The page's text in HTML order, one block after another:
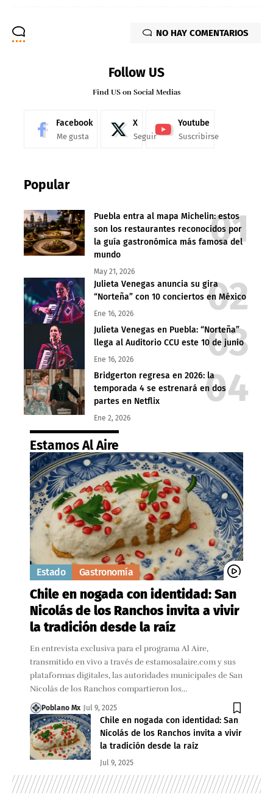
NO HAY COMENTARIOS
Follow US
Find US on Social Medias
Facebook
Me gusta
X
Seguir
Youtube
Suscribirse
Popular
Puebla entra al mapa Michelin: estos
son los restaurantes reconocidos por
la guía gastronómica más famosa del
mundo
May 21, 2026
Julieta Venegas anuncia su gira
“Norteña” con 10 conciertos en México
Ene 16, 2026
Julieta Venegas en Puebla: “Norteña”
llega al Auditorio CCU este 10 de junio
Ene 16, 2026
Bridgerton regresa en 2026: la
temporada 4 se estrenará en dos
partes en Netflix
Ene 2, 2026
Estamos Al Aire
Estado Gastronomía
Chile en nogada con identidad: San
Nicolás de los Ranchos invita a vivir
la tradición desde la raíz
En entrevista exclusiva para el programa Al Aire,
transmitido en vivo a través de estamosalaire.com y sus
plataformas digitales, las autoridades municipales de San
Nicolás de los Ranchos compartieron los…
Poblano Mx Jul 9, 2025
Chile en nogada con identidad: San
Nicolás de los Ranchos invita a vivir
la tradición desde la raíz
Jul 9, 2025